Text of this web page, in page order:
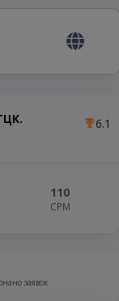
6.1
110
СРМ
заявок